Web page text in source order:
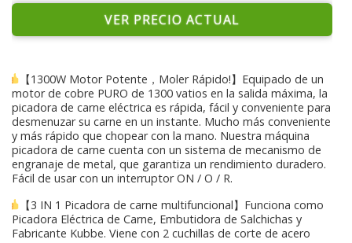
VER PRECIO ACTUAL
【1300W Motor Potente，Moler Rápido!】Equipado de un
motor de cobre PURO de 1300 vatios en la salida máxima, la
picadora de carne eléctrica es rápida, fácil y conveniente para
desmenuzar su carne en un instante. Mucho más conveniente
y más rápido que chopear con la mano. Nuestra máquina
picadora de carne cuenta con un sistema de mecanismo de
engranaje de metal, que garantiza un rendimiento duradero.
Fácil de usar con un interruptor ON / O / R.
【3 IN 1 Picadora de carne multifuncional】Funciona como
Picadora Eléctrica de Carne, Embutidora de Salchichas y
Fabricante Kubbe. Viene con 2 cuchillas de corte de acero